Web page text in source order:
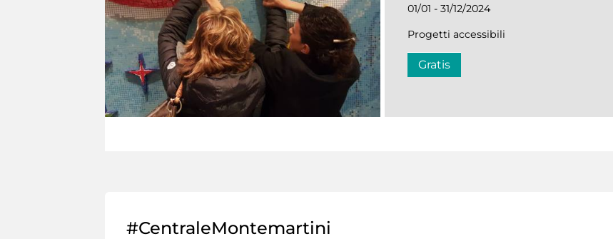
01/01 - 31/12/2024
Progetti accessibili
Gratis
#CentraleMontemartini